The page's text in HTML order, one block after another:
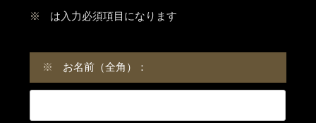
※ は入力必須項目になります
※ お名前（全角）：